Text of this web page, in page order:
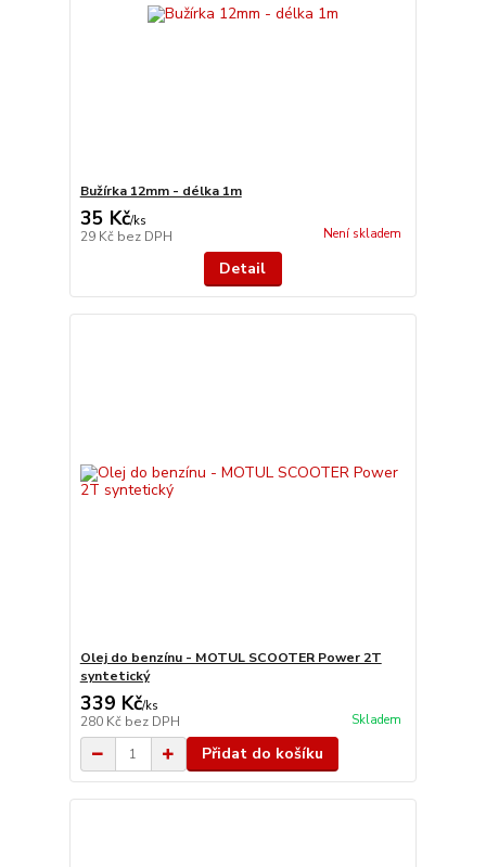
Bužírka 12mm - délka 1m
35 Kč/ks
29 Kč bez DPH Není skladem
Detail
Olej do benzínu - MOTUL SCOOTER Power 2T
syntetický
339 Kč/ks
280 Kč bez DPH Skladem
Přidat do košíku